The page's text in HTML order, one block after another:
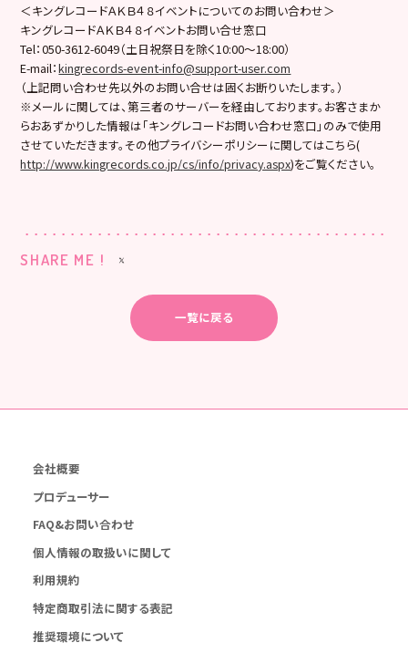
＜キングレコードＡＫＢ４８イベントについてのお問い合わせ＞
キングレコードＡＫＢ４８イベントお問い合せ窓口
Tel：050-3612-6049（土日祝祭日を除く10:00〜18:00）
E-mail：kingrecords-event-info@support-user.com
（上記問い合わせ先以外のお問い合せは固くお断りいたします。）
※メールに関しては、第三者のサーバーを経由しております。お客さまか
らおあずかりした情報は「キングレコードお問い合わせ窓口」のみで使用
させていただきます。その他プライバシーポリシーに関してはこちら(
http://www.kingrecords.co.jp/cs/info/privacy.aspx)をご覧ください。
SHARE ME !
一覧に戻る
会社概要
プロデューサー
FAQ&お問い合わせ
個人情報の取扱いに関して
利用規約
特定商取引法に関する表記
推奨環境について